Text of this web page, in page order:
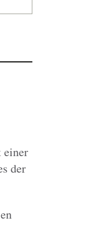
einer
der